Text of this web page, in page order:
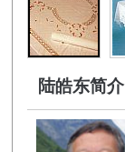
陆皓东简介